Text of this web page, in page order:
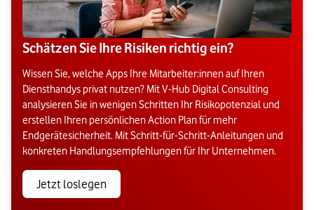
Schätzen Sie Ihre Risiken richtig ein?
Wissen Sie, welche Apps Ihre Mitarbeiter:innen auf Ihren
Diensthandys privat nutzen? Mit V-Hub Digital Consulting
analysieren Sie in wenigen Schritten Ihr Risikopotenzial und
erstellen Ihren persönlichen Action Plan für mehr
Endgerätesicherheit. Mit Schritt-für-Schritt-Anleitungen und
konkreten Handlungsempfehlungen für Ihr Unternehmen.
Jetzt loslegen